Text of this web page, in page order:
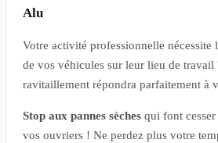
Alu
Votre activité professionnelle nécessite
de vos véhicules sur leur lieu de travail
ravitaillement répondra parfaitement à
Stop aux pannes sèches qui font
vos ouvriers ! Ne perdez plus votre